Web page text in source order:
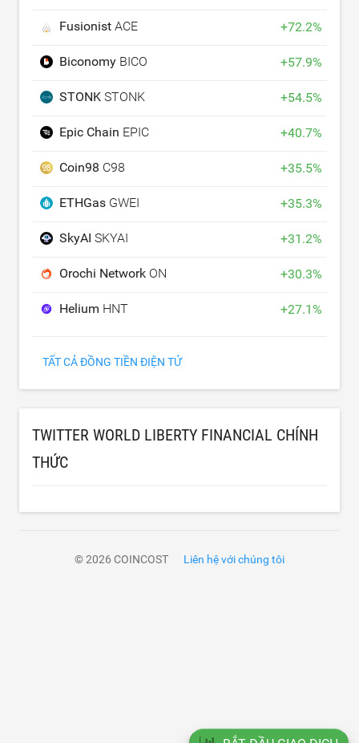
Fusionist ACE +72.2%
Biconomy BICO +57.9%
STONK STONK +54.5%
Epic Chain EPIC +40.7%
Coin98 C98 +35.5%
ETHGas GWEI +35.3%
SkyAI SKYAI +31.2%
Orochi Network ON +30.3%
Helium HNT +27.1%
TẤT CẢ ĐỒNG TIỀN ĐIỆN TỬ
TWITTER WORLD LIBERTY FINANCIAL CHÍNH
THỨC
© 2026 COINCOST Liên hệ với chúng tôi